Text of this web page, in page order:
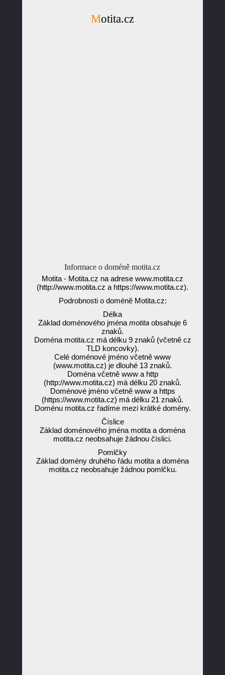
Motita.cz
Informace o doméně motita.cz
Motita - Motita.cz na adrese www.motita.cz
(http://www.motita.cz a https://www.motita.cz).
Podrobnosti o doméně Motita.cz:
Délka
Základ doménového jména motita obsahuje 6
znaků.
Doména motita.cz má délku 9 znaků (včetně cz
TLD koncovky).
Celé doménové jméno včetně www
(www.motita.cz) je dlouhé 13 znaků.
Doména včetně www a http
(http://www.motita.cz) má délku 20 znaků.
Doménové jméno včetně www a https
(https://www.motita.cz) má délku 21 znaků.
Doménu motita.cz řadíme mezi krátké domény.
Číslice
Základ doménového jména motita a doména
motita.cz neobsahuje žádnou číslici.
Pomlčky
Základ domény druhého řádu motita a doména
motita.cz neobsahuje žádnou pomlčku.